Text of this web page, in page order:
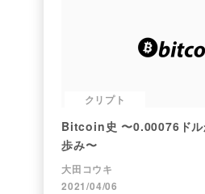
クリプト
Bitcoin史 〜0.00076ドル
歩み〜
大田コウキ
2021/04/06